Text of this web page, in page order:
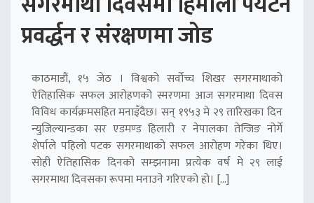
प्रवर्द्धन र संरक्षणमा जोड
काठमाडौं, १५ जेठ । विश्वको सर्वोच्च शिखर सगरमाथाको
ऐतिहासिक सफल आरोहणको स्मरणमा आज सगरमाथा दिवस
विविध कार्यक्रमसहित मनाइँदैछ। सन् १९५३ मे २९ तारिखका दिन
न्युजिल्यान्डका सर एडमण्ड हिलारी र नेपालका तेन्जिङ नोर्गे
शेर्पाले पहिलो पटक सगरमाथाको सफल आरोहण गरेका थिए।
सोही ऐतिहासिक दिनको सम्झनामा प्रत्येक वर्ष मे २९ लाई
सगरमाथा दिवसका रूपमा मनाउने गरिएको हो। […]